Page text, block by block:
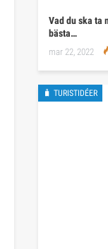
Vad du ska ta
bästa…
mar 22, 2022
🧳 TURISTIDÉER